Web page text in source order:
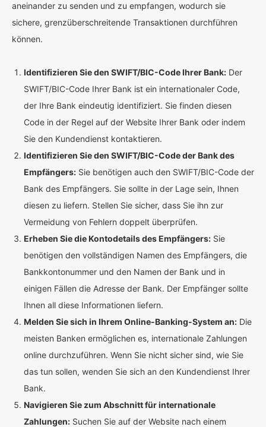
aneinander zu senden und zu empfangen, wodurch sie
sichere, grenzüberschreitende Transaktionen durchführen
können.
Identifizieren Sie den SWIFT/BIC-Code Ihrer Bank: Der
SWIFT/BIC-Code Ihrer Bank ist ein internationaler Code,
der Ihre Bank eindeutig identifiziert. Sie finden diesen
Code in der Regel auf der Website Ihrer Bank oder indem
Sie den Kundendienst kontaktieren.
Identifizieren Sie den SWIFT/BIC-Code der Bank des
Empfängers: Sie benötigen auch den SWIFT/BIC-Code der
Bank des Empfängers. Sie sollte in der Lage sein, Ihnen
diesen zu liefern. Stellen Sie sicher, dass Sie ihn zur
Vermeidung von Fehlern doppelt überprüfen.
Erheben Sie die Kontodetails des Empfängers: Sie
benötigen den vollständigen Namen des Empfängers, die
Bankkontonummer und den Namen der Bank und in
einigen Fällen die Adresse der Bank. Der Empfänger sollte
Ihnen all diese Informationen liefern.
Melden Sie sich in Ihrem Online-Banking-System an: Die
meisten Banken ermöglichen es, internationale Zahlungen
online durchzuführen. Wenn Sie nicht sicher sind, wie Sie
das tun sollen, wenden Sie sich an den Kundendienst Ihrer
Bank.
Navigieren Sie zum Abschnitt für internationale
Zahlungen: Suchen Sie auf der Website nach einem